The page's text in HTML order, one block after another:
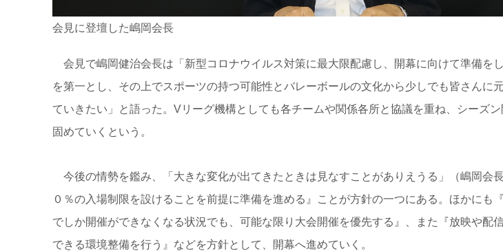
会見に登壇した嶋岡会長
会見で嶋岡健治会長は「新型コロナウイルス対策に最大限配慮し、開幕に向けて準備を
を第一とし、その上でスポーツの持つ可能性とバレーボールの文化から少しでも皆さんに
ていきたい」と語った。Vリーグ機構としても各チームや関係各所と協議を重ね、シーズ
固めていくという。
今後の情勢を鑑み、「大きな変化が出てきたときは見なすことがありえうる」（嶋岡会
０％の入場制限を設けることを前提に準備を進める』ことが方針の一つにある。ほかにも
でしか開催ができなくなる状況でも、可能な限り大会開催を優先する』、また『放映や配
できる環境整備を行う』などを方針として、開幕へ進めていく。